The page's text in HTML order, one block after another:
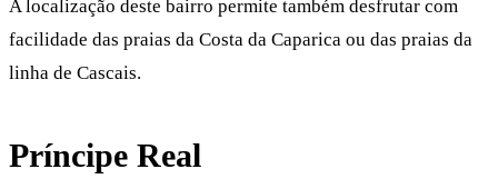
A localização deste bairro permite também desfrutar com
facilidade das praias da Costa da Caparica ou das praias da
linha de Cascais.
Príncipe Real